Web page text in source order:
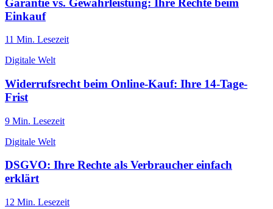
Einkauf
11 Min. Lesezeit
Digitale Welt
Widerrufsrecht beim Online-Kauf: Ihre 14-Tage-
Frist
9 Min. Lesezeit
Digitale Welt
DSGVO: Ihre Rechte als Verbraucher einfach
erklärt
12 Min. Lesezeit